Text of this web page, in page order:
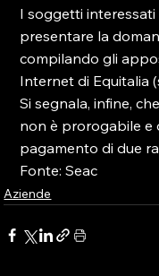
I soggetti
presentare la
compilando gli
Internet di Equitalia
Si segnala, infine,
non è prorogabile e
pagamento di due
Fonte: Seac
Aziende